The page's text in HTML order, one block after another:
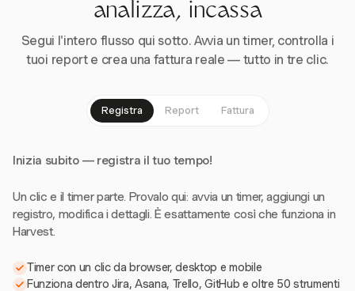
analizza, incassa
Segui l'intero flusso qui sotto. Avvia un timer, controlla i
tuoi report e crea una fattura reale — tutto in tre clic.
Registra Report Fattura
Inizia subito — registra il tuo tempo!
Un clic e il timer parte. Provalo qui: avvia un timer, aggiungi un
registro, modifica i dettagli. È esattamente così che funziona in
Harvest.
Timer con un clic da browser, desktop e mobile
Funziona dentro Jira, Asana, Trello, GitHub e oltre 50 strumenti